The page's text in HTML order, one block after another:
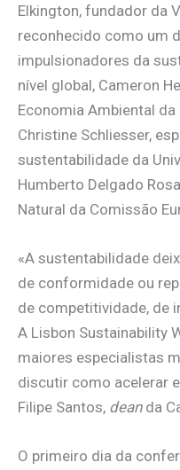
Elkington, fundador da
reconhecido como um
impulsionadores da
nível global, Cameron
Economia Ambiental
Christine Schliesser,
sustentabilidade da
Humberto Delgado
Natural da Comissão
«A sustentabilidade
de conformidade ou
de competitividade, de
A Lisbon Sustainability
maiores especialistas
discutir como acelerar
Filipe Santos, deanda
O primeiro dia da